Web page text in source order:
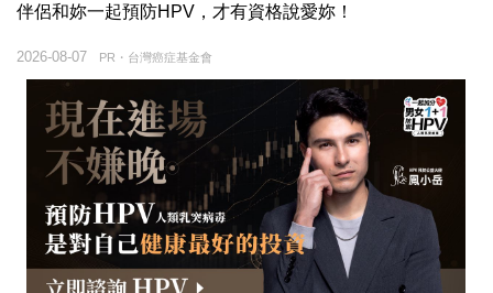
伴侶和妳一起預防HPV，才有資格說愛妳！
PR・台灣癌症基金會
2026-08-07